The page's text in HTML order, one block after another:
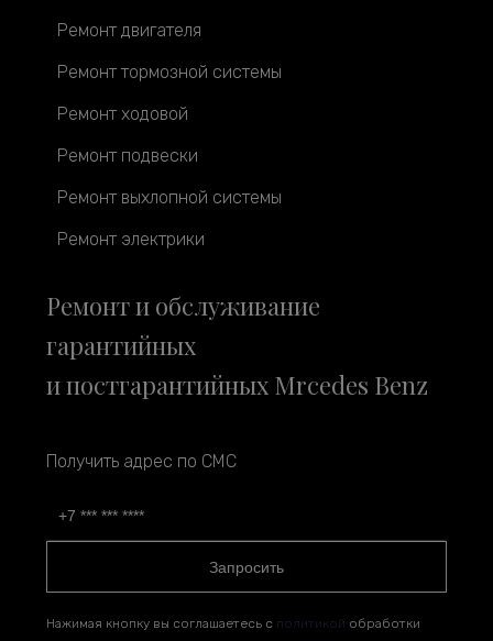
Ремонт двигателя
Ремонт тормозной системы
Ремонт ходовой
Ремонт подвески
Ремонт выхлопной системы
Ремонт электрики
Ремонт и обслуживание
гарантийных
и постгарантийных Mrcedes Benz
Получить адрес по СМС
Запросить
Нажимая кнопку вы соглашаетесь с политикой обработки